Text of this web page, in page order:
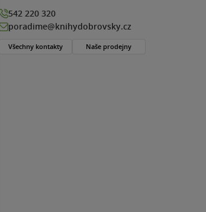
542 220 320
poradime@knihydobrovsky.cz
Všechny kontakty Naše prodejny